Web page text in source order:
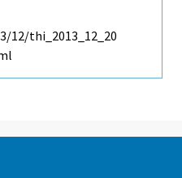
thi_2013_12_20